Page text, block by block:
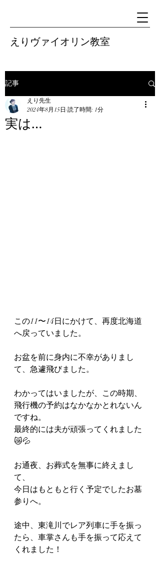
えりヴァイオリン教室
記事
実は…
えり先生
2024年8月15日 読了時間: 1分
この11〜14日にかけて、再度北海道
へ戻っていました。
お盆を前に身内に不幸がありまし
て、急遽飛びました。
わかってはいましたが、この時期、
飛行機の予約はなかなかとれないん
ですね。
最終的には夫が頑張ってくれました
😿💦
お通夜、お葬式を無事に終えまし
て、
今日はもともと行く予定でしたお墓
参りへ。
途中、東滝川でレア列車に手を振っ
たら、車掌さんも手を振って応えて
くれました！